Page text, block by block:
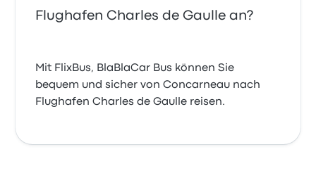
Flughafen Charles de Gaulle an?
Mit FlixBus, BlaBlaCar Bus können Sie
bequem und sicher von Concarneau nach
Flughafen Charles de Gaulle reisen.